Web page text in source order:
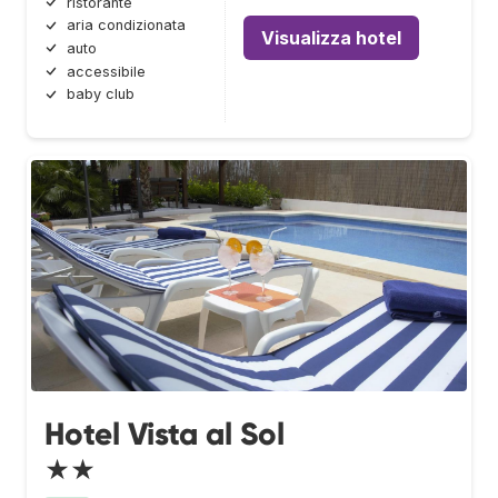
aria condizionata
auto
accessibile
baby club
Visualizza hotel
Hotel Vista al Sol
★★